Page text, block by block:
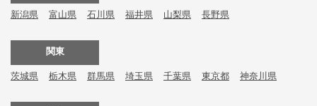
新潟県 富山県 石川県 福井県 山梨県 長野県
関東
茨城県 栃木県 群馬県 埼玉県 千葉県 東京都 神奈川県